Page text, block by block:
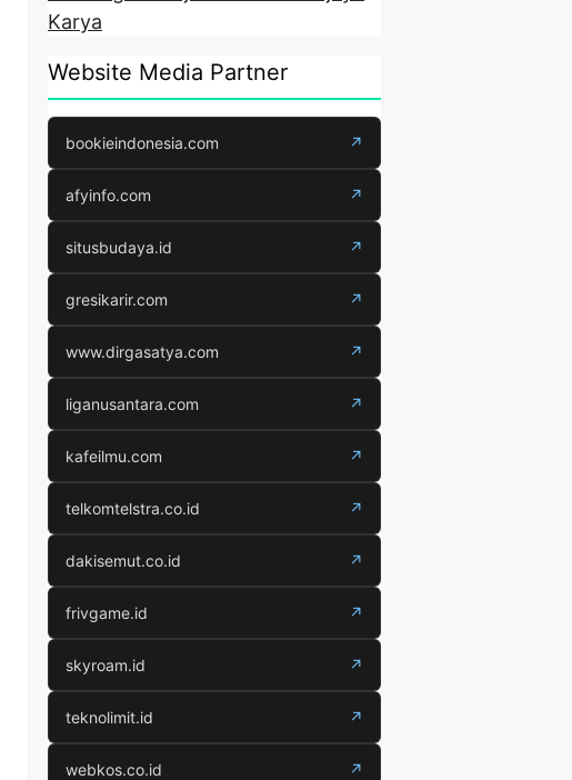
Karya
Website Media Partner
bookieindonesia.com ↗
afyinfo.com ↗
situsbudaya.id ↗
gresikarir.com ↗
www.dirgasatya.com ↗
liganusantara.com ↗
kafeilmu.com ↗
telkomtelstra.co.id ↗
dakisemut.co.id ↗
frivgame.id ↗
skyroam.id ↗
teknolimit.id ↗
webkos.co.id ↗